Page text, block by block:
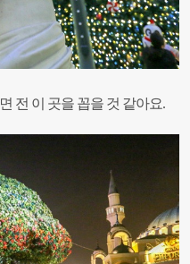
전 이 곳을 꼽을 것 같아요.